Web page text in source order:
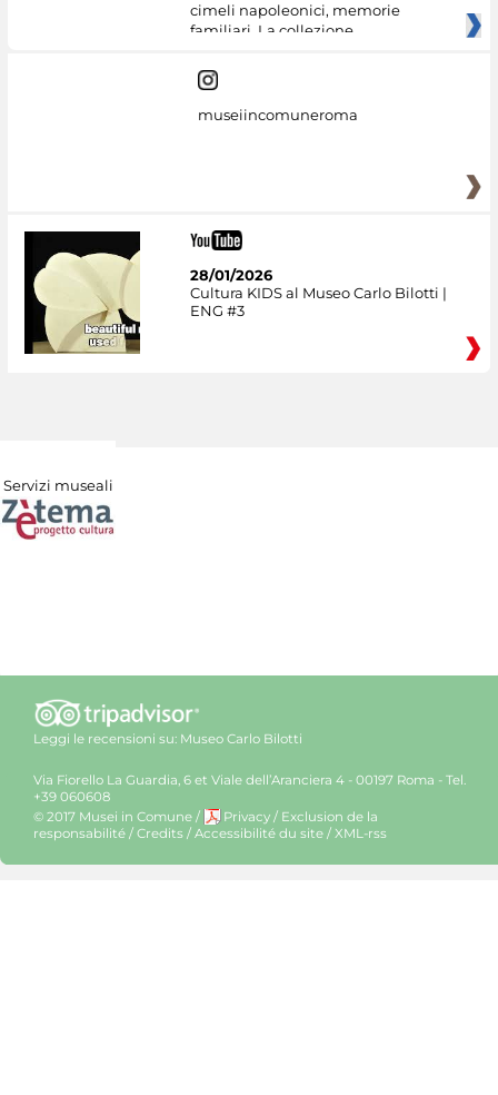
cimeli napoleonici, memorie
familiari. La collezione
museiincomuneroma
28/01/2026
Cultura KIDS al Museo Carlo Bilotti |
ENG #3
Servizi museali
Leggi le recensioni su: Museo Carlo Bilotti
Via Fiorello La Guardia, 6 et Viale dell’Aranciera 4 - 00197 Roma - Tel.
+39 060608
© 2017 Musei in Comune / Privacy / Exclusion de la
responsabilité / Credits / Accessibilité du site / XML-rss